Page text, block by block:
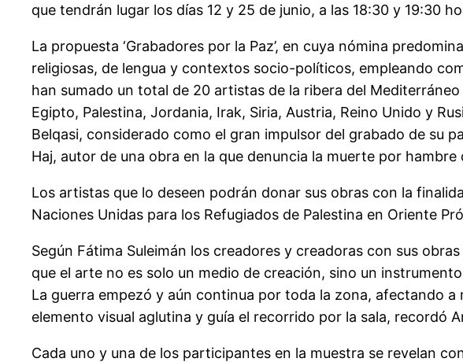
que tendrán lugar los días 12 y 25 de junio, a las 18:30 y 19:30
La propuesta ‘Grabadores por la Paz’, en cuya nómina
religiosas, de lengua y contextos socio-políticos, empleando
han sumado un total de 20 artistas de la ribera del
Egipto, Palestina, Jordania, Irak, Siria, Austria, Reino Unido y
Belqasi, considerado como el gran impulsor del grabado de su
Haj, autor de una obra en la que denuncia la muerte por
Los artistas que lo deseen podrán donar sus obras con la
Naciones Unidas para los Refugiados de Palestina en Oriente
Según Fátima Suleimán los creadores y creadoras con sus
que el arte no es solo un medio de creación, sino un
La guerra empezó y aún continua por toda la zona, afectando
elemento visual aglutina y guía el recorrido por la sala, recordó
Cada uno y una de los participantes en la muestra se revelan